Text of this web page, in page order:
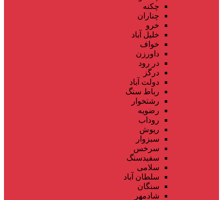
چکنه
چناران
خرو
خلیل آباد
خواف
داورزن
در رود
درگز
دولت آباد
رباط سنگ
رشتخوار
رضویه
روداب
ریوش
سبزوار
سرخس
سفیدسنگ
سلامی
سلطان آباد
سنگان
شادمهر